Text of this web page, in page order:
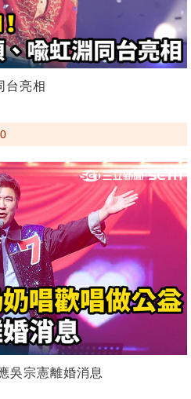
台亮相
吳宗憲離婚消息